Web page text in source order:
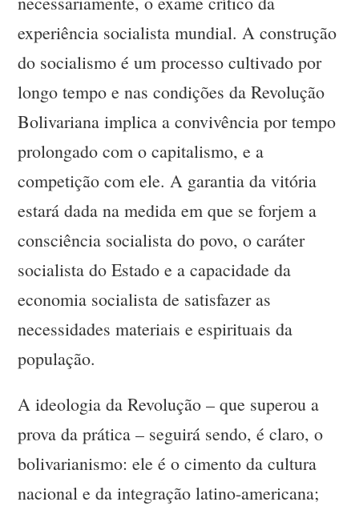
experiência socialista mundial. A construção
do socialismo é um processo cultivado por
longo tempo e nas condições da Revolução
Bolivariana implica a convivência por tempo
prolongado com o capitalismo, e a
competição com ele. A garantia da vitória
estará dada na medida em que se forjem a
consciência socialista do povo, o caráter
socialista do Estado e a capacidade da
economia socialista de satisfazer as
necessidades materiais e espirituais da
população.
A ideologia da Revolução – que superou a
prova da prática – seguirá sendo, é claro, o
bolivarianismo: ele é o cimento da cultura
nacional e da integração latino-americana;